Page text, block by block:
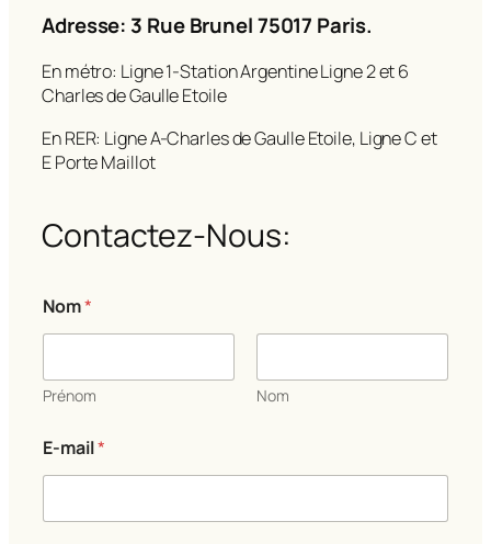
Adresse: 3 Rue Brunel 75017 Paris.
En métro: Ligne 1-Station Argentine Ligne 2 et 6
Charles de Gaulle Etoile
En RER: Ligne A-Charles de Gaulle Etoile, Ligne C et
E Porte Maillot
Contactez-Nous:
Nom*
Prénom Nom
E-mail*